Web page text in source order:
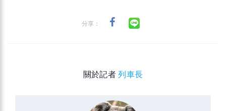
分享：
關於記者列車長